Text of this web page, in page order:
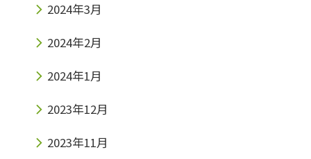
2024年3月
2024年2月
2024年1月
2023年12月
2023年11月